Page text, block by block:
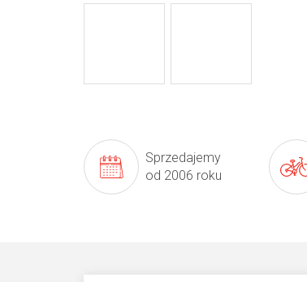
Sprzedajemy
od 2006 roku